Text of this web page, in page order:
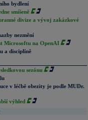
bydlení
smíšeně
divize a vývoj zakázkové
nezmění
Microsoftu na OpenAI
a disciplíně
sezónu
v léčbě obezity je podle MUDr.
výhled